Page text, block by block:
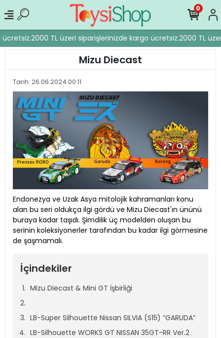
2000 TL üzeri siparişlerinizde kargo ücretsiz.2000 TL
0
Mizu Diecast
Tarih: 26.06.2024 00:11
Endonezya ve Uzak Asya mitolojik kahramanları konu
alan bu seri oldukça ilgi gördü ve Mizu Diecast'ın ününü
buraya kadar taşıdı. Şimdilik üç modelden oluşan bu
serinin koleksiyonerler tarafından bu kadar ilgi görmesine
de şaşmamalı.
İçindekiler
Mizu Diecast & Mini GT İşbirliği
LB-Super Silhouette Nissan SILVIA (S15) “GARUDA”
LB-Silhouette WORKS GT NISSAN 35GT-RR Ver.2